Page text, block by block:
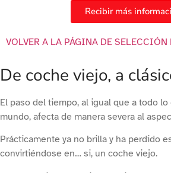
Recibir más
VOLVER A LA PÁGINA DE SELECCIÓN
De coche viejo, a
El paso del tiempo, al igual que a todo
mundo, afecta de manera severa al
Prácticamente ya no brilla y ha perdido
convirtiéndose en… si, un coche viejo.